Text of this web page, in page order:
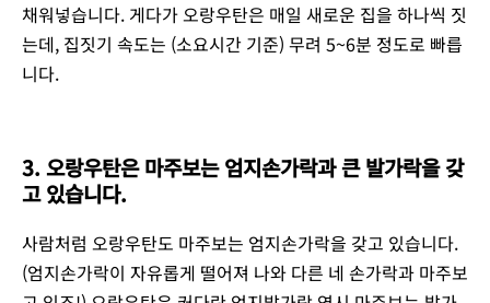
채워넣습니다. 게다가 오랑우탄은 매일 새로운 집을 하나씩 짓
는데, 집짓기 속도는 (소요시간 기준) 무려 5~6분 정도로 빠릅
니다.
3. 오랑우탄은 마주보는 엄지손가락과 큰 발가락을 갖
고 있습니다.
사람처럼 오랑우탄도 마주보는 엄지손가락을 갖고 있습니다.
(엄지손가락이 자유롭게 떨어져 나와 다른 네 손가락과 마주보